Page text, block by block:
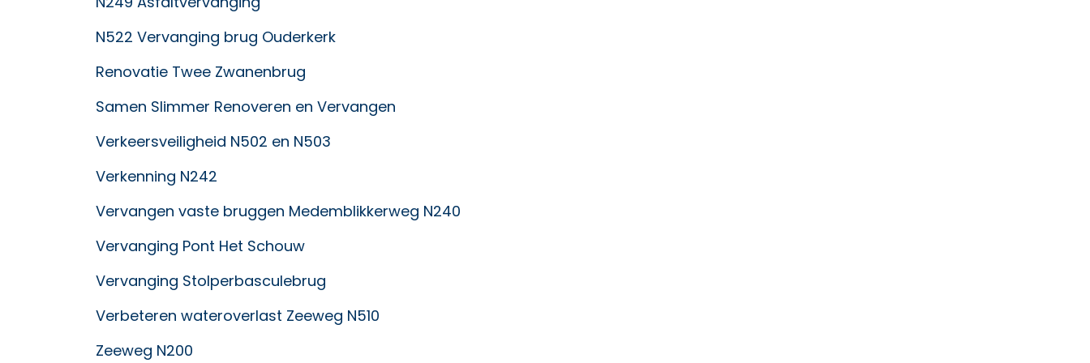
N522 Vervanging brug Ouderkerk
Renovatie Twee Zwanenbrug
Samen Slimmer Renoveren en Vervangen
Verkeersveiligheid N502 en N503
Verkenning N242
Vervangen vaste bruggen Medemblikkerweg N240
Vervanging Pont Het Schouw
Vervanging Stolperbasculebrug
Verbeteren wateroverlast Zeeweg N510
Zeeweg N200